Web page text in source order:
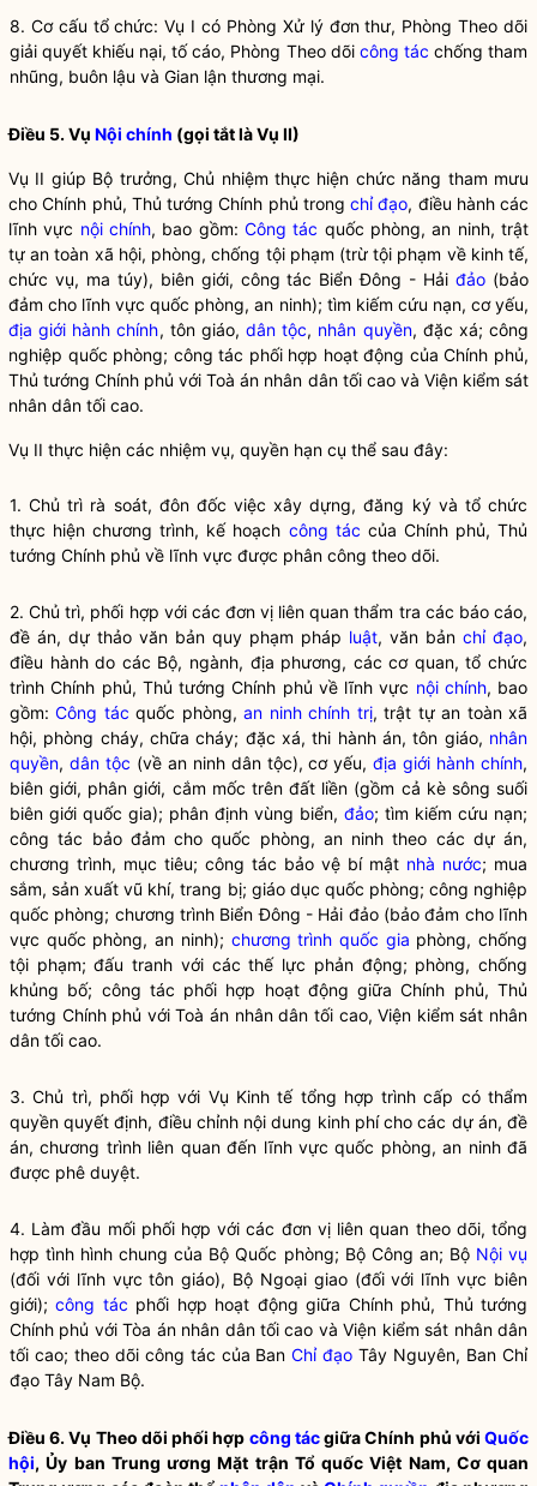
8. Cơ cấu tổ chức: Vụ I có Phòng Xử lý đơn thư, Phòng Theo dõi
giải quyết khiếu nại, tố cáo, Phòng Theo dõi công tác chống tham
nhũng, buôn lậu và Gian lận thương mại.
Điều 5. Vụ Nội chính (gọi tắt là Vụ II)
Vụ II giúp Bộ trưởng, Chủ nhiệm thực hiện chức năng tham mưu
cho Chính phủ, Thủ tướng Chính phủ trong chỉ đạo, điều hành các
lĩnh vực nội chính, bao gồm:Công tác quốc phòng, an ninh, trật
tự an toàn xã hội, phòng, chống tội phạm (trừ tội phạm về kinh tế,
chức vụ, ma túy), biên giới, công tác Biển Đông - Hảiđảo (bảo
đảm cho lĩnh vực quốc phòng, an ninh); tìm kiếm cứu nạn, cơ yếu,
địa giới hành chính, tôn giáo, dân tộc, nhân quyền, đặc xá; công
nghiệp quốc phòng; công tác phối hợp hoạt động của Chính phủ,
Thủ tướng Chính phủ với Toà án nhân dân tối cao và Viện kiểm sát
nhân dân tối cao.
Vụ II thực hiện các nhiệm vụ, quyền hạn cụ thể sau đây:
1. Chủ trì rà soát, đôn đốc việc xây dựng, đăng ký và tổ chức
thực hiện chương trình, kế hoạch công tác của Chính phủ, Thủ
tướng Chính phủ về lĩnh vực được phân công theo dõi.
2. Chủ trì, phối hợp với các đơn vị liên quan thẩm tra các báo cáo,
đề án, dự thảo văn bản quy phạm pháp luật, văn bản chỉ đạo,
điều hành do các Bộ, ngành, địa phương, các cơ quan, tổ chức
trình Chính phủ, Thủ tướng Chính phủ về lĩnh vực nội chính, bao
gồm:Công tác quốc phòng,an ninh chính trị, trật tự an toàn xã
hội, phòng cháy, chữa cháy; đặc xá, thi hành án, tôn giáo, nhân
quyền, dân tộc (về an ninh dân tộc), cơ yếu,địa giới hành chính,
biên giới, phân giới, cắm mốc trên đất liền (gồm cả kè sông suối
biên giới quốc gia); phân định vùng biển, đảo; tìm kiếm cứu nạn;
công tác bảo đảm cho quốc phòng, an ninh theo các dự án,
chương trình, mục tiêu; công tác bảo vệ bí mật nhà nước; mua
sắm, sản xuất vũ khí, trang bị; giáo dục quốc phòng; công nghiệp
quốc phòng; chương trình Biển Đông - Hải đảo(bảo đảm cho lĩnh
vực quốc phòng, an ninh); chương trình quốc gia phòng, chống
tội phạm; đấu tranh với các thế lực phản động; phòng, chống
khủng bố; công tác phối hợp hoạt động giữa Chính phủ, Thủ
tướng Chính phủ với Toà án nhân dân tối cao, Viện kiểm sát nhân
dân tối cao.
3. Chủ trì, phối hợp với Vụ Kinh tế tổng hợp trình cấp có thẩm
quyền quyết định, điều chỉnh nội dung kinh phí cho các dự án, đề
án, chương trình liên quan đến lĩnh vực quốc phòng, an ninh đã
được phê duyệt.
4. Làm đầu mối phối hợp với các đơn vị liên quan theo dõi, tổng
hợp tình hình chung của Bộ Quốc phòng; Bộ Công an; Bộ Nội vụ
(đối với lĩnh vực tôn giáo), Bộ Ngoại giao (đối với lĩnh vực biên
giới);công tác phối hợp hoạt động giữa Chính phủ, Thủ tướng
Chính phủ với Tòa án nhân dân tối cao và Viện kiểm sát nhân dân
tối cao; theo dõi công tác của BanChỉ đạo Tây Nguyên, BanChỉ
đạo Tây Nam Bộ.
Điều 6. Vụ Theo dõi phối hợp công tácgiữa Chính phủ vớiQuốc
hội, Ủy ban Trung ương Mặt trận Tổ quốc Việt Nam, Cơ quan